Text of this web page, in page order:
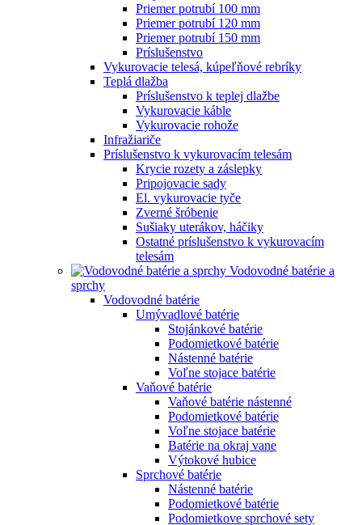
Priemer potrubí 100 mm
Priemer potrubí 120 mm
Priemer potrubí 150 mm
Príslušenstvo
Vykurovacie telesá, kúpeľňové rebríky
Teplá dlažba
Príslušenstvo k teplej dlažbe
Vykurovacie káble
Vykurovacie rohože
Infražiariče
Príslušenstvo k vykurovacím telesám
Krycie rozety a záslepky
Pripojovacie sady
El. vykurovacie tyče
Zverné šróbenie
Sušiaky uterákov, háčiky
Ostatné príslušenstvo k vykurovacím
telesám
Vodovodné batérie a
sprchy
Vodovodné batérie
Umývadlové batérie
Stojánkové batérie
Podomietkové batérie
Nástenné batérie
Voľne stojace batérie
Vaňové batérie
Vaňové batérie nástenné
Podomietkové batérie
Voľne stojace batérie
Batérie na okraj vane
Výtokové hubice
Sprchové batérie
Nástenné batérie
Podomietkové batérie
Podomietkove sprchové sety